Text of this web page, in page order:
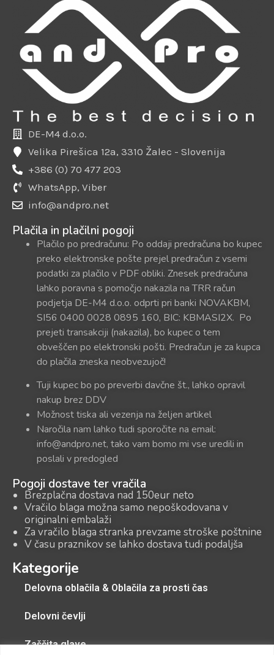
DE-M4 d.o.o.
Velika Pirešica 12a, 3310 Žalec - Slovenija
+386 (0) 70 477 203
WhatsApp, Viber
info@andpro.net
Plačila in plačilni pogoji
Plačilo po predračunu: Po oddaji predračuna bo kupec
preko elektronske pošte prejel predračun z vsemi
podatki za plačilo v PDF obliki. Znesek predračuna
lahko poravna s pomočjo nakazila na TRR račun
podjetja DE-M4 d.o.o. odprti pri banki NOVAKBM,
SI56 0400 0028 0895 160, BIC: KBMASI2X. Po
prejeti transakciji (nakazila), bo kupec o tem
obveščen po elektronski pošti. Predračun je za kupca
do plačila zneska neobvezujoč!
Tuji kupec bo po preverbi davčne št., lahko opravil
nakup brez DDV
Možnost tiska ali vezenja na željen artikel
Naročila nam lahko tudi sporočite na email:
info@andpro.net, tako vam bomo mi vse uredili in
poslali v predogled
Pogoji dostave ter vračila
Brezplačna dostava nad 150eur neto
Vračilo blaga možna samo nepoškodovana v
originalni embalaži
Za vračilo blaga stranka prevzame stroške poštnine
V času praznikov se lahko dostava tudi podaljša
Kategorije
Delovna oblačila & Oblačila za prosti čas
Delovni čevlji
Zaščita glave